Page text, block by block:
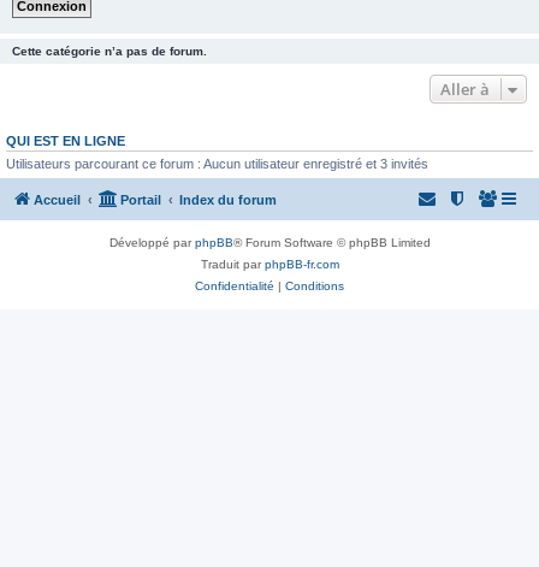
Cette catégorie n’a pas de forum.
Aller à
QUI EST EN LIGNE
Utilisateurs parcourant ce forum : Aucun utilisateur enregistré et 3 invités
Accueil Portail Index du forum
Développé parphpBB® Forum Software © phpBB Limited
Traduit parphpBB-fr.com
Confidentialité | Conditions